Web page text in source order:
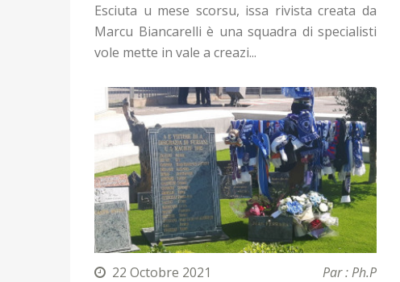
Esciuta u mese scorsu, issa rivista creata da
Marcu Biancarelli è una squadra di specialisti
vole mette in vale a creazi...
22 Octobre 2021 Par : Ph.P